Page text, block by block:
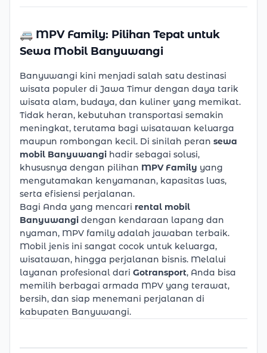
🚐 MPV Family: Pilihan Tepat untuk
Sewa Mobil Banyuwangi
Banyuwangi kini menjadi salah satu destinasi
wisata populer di Jawa Timur dengan daya tarik
wisata alam, budaya, dan kuliner yang memikat.
Tidak heran, kebutuhan transportasi semakin
meningkat, terutama bagi wisatawan keluarga
maupun rombongan kecil. Di sinilah peran sewa
mobil Banyuwangi hadir sebagai solusi,
khususnya dengan pilihan MPV Family yang
mengutamakan kenyamanan, kapasitas luas,
serta efisiensi perjalanan.
Bagi Anda yang mencari rental mobil
Banyuwangi dengan kendaraan lapang dan
nyaman, MPV family adalah jawaban terbaik.
Mobil jenis ini sangat cocok untuk keluarga,
wisatawan, hingga perjalanan bisnis. Melalui
layanan profesional dari Gotransport, Anda bisa
memilih berbagai armada MPV yang terawat,
bersih, dan siap menemani perjalanan di
kabupaten Banyuwangi.